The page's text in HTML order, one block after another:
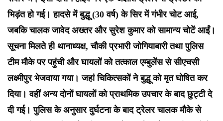
भिड़ंत हो गई। हादसे में बुद्धू (30 वर्ष) के सिर में गंभीर चोट आई,
जबकि चालक जावेद अख्तर और सुरेश कुमार को सामान्य चोटें आईं।
सूचना मिलते ही थानाध्यक्ष, चौकी प्रभारी जोगियाबारी तथा पुलिस
टीम मौके पर पहुंची और घायलों को तत्काल एम्बुलेंस से सीएचसी
लक्ष्मीपुर भेजवाया गया। जहां चिकित्सकों ने बुद्धू को मृत घोषित कर
दिया। वहीं अन्य दोनों घायलों को प्राथमिक उपचार के बाद छुट्टी दे
दी गई। पुलिस के अनुसार दुर्घटना के बाद ट्रेलर चालक मौके से